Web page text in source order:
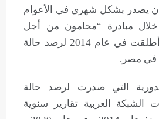
٢٠١٨، وكان يصدر بشكل شهري في الأعوام
مبادرة “محامون من أجل
الديمقراطية” التي أطلقت في عام 2014 لرصد حالة
في مصر.
التي صدرت لرصد حالة
الشبكة العربية تقارير سنوية